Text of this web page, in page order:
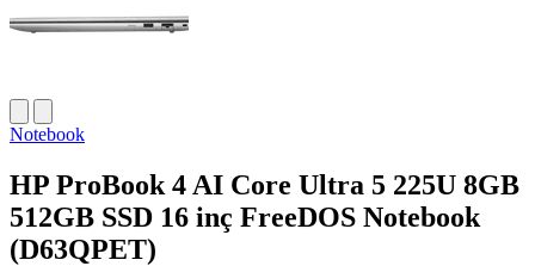
Notebook
HP ProBook 4 AI Core Ultra 5 225U 8GB
512GB SSD 16 inç FreeDOS Notebook
(D63QPET)